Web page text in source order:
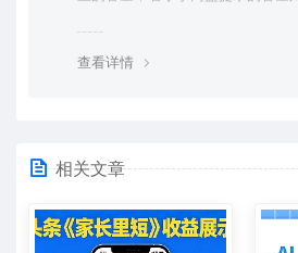
查看详情
相关文章